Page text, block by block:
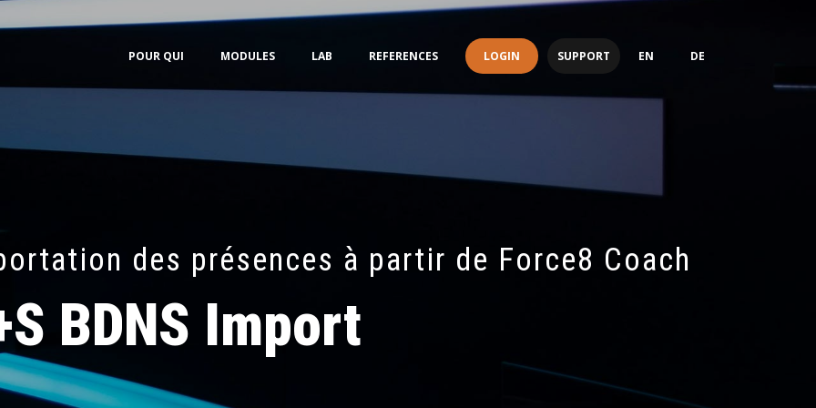
POUR QUI MODULES LAB REFERENCES LOGIN SUPPORT EN DE
des présences à partir de Force8 Coach
BDNS Import